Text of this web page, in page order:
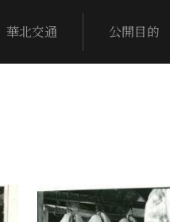
華北交通 公開目的